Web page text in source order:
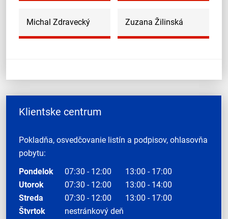
Michal Zdravecký Zuzana Žilinská
Klientske centrum
Pokladňa, osvedčovanie listín a podpisov, ohlasovňa
pobytu:
Pondelok
07:30 - 12:00
13:00 - 17:00
Utorok
07:30 - 12:00
13:00 - 14:00
Streda
07:30 - 12:00
13:00 - 17:00
Štvrtok
nestránkový deň